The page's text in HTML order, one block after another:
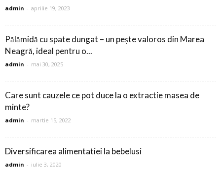
admin - aprilie 19, 2023
Pălămidă cu spate dungat – un pește valoros din Marea
Neagră, ideal pentru o...
admin - mai 30, 2025
Care sunt cauzele ce pot duce la o extractie masea de
minte?
admin - martie 15, 2022
Diversificarea alimentatiei la bebelusi
admin - iulie 3, 2020